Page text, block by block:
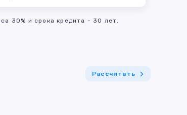
30% и срока кредита - 30 лет.
Рассчитать